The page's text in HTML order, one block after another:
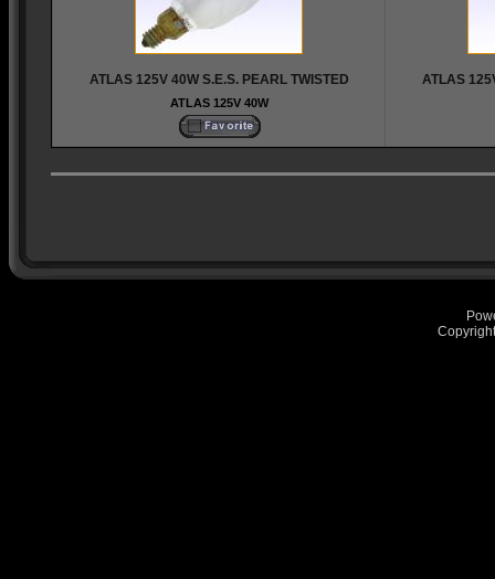
ATLAS 125V 40W S.E.S. PEARL TWISTED
ATLAS 125V 40W
ATLAS